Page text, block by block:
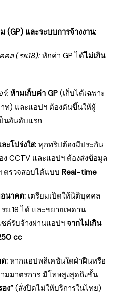
(GP) และระบบการจ้างงาน:
ล (รย.18): หักค่า GP ได้ไม่เกิน
:ห้ามเก็บค่า GP (เก็บได้เฉพาะ
ท) และแอปฯ ต้องดันขึ้นให้ผู้
นอันดับแรก
ะโปร่งใส: ทุกทริปต้องมีประกัน
CCTV และแอปฯ ต้องส่งข้อมูล
ตรวจสอบได้แบบ Real-time
นาคต: เตรียมเปิดให้นิติบุคคล
ย.18 ได้ และขยายเพดาน
ซค์รับจ้างผ่านแอปฯ จากไม่เกิน
cc
: หากแอปพลิเคชันใดฝ่าฝืนหรือ
มมาตรการ มีโทษสูงสุดถึงขั้น
ง” (สั่งปิดไม่ให้บริการในไทย)